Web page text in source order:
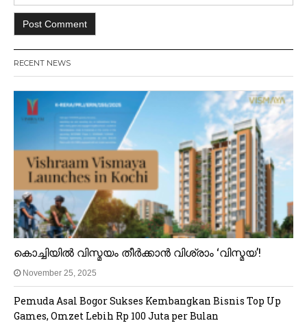
RECENT NEWS
കൊച്ചിയിൽ വിസ്മയം തീർക്കാൻ വിശ്രാം ‘വിസ്മയ’!
November 25, 2025
Pemuda Asal Bogor Sukses Kembangkan Bisnis Top Up
Games, Omzet Lebih Rp 100 Juta per Bulan